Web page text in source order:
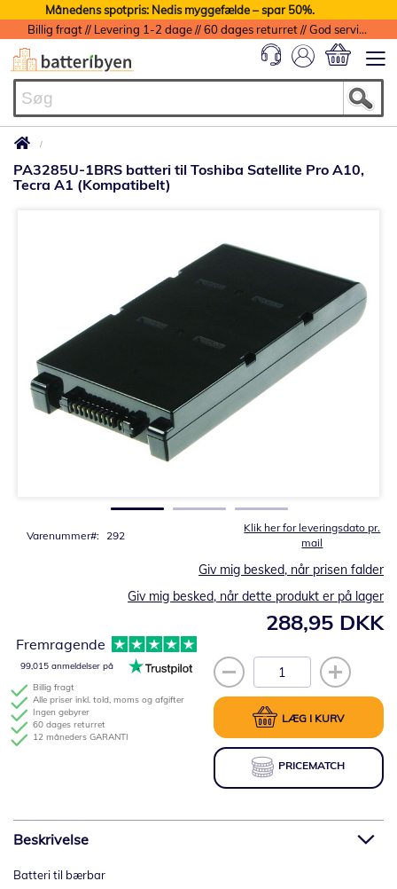
Månedens spotpris: Nedis myggefælde – spar 50%.
Billig fragt // Levering 1-2 dage // 60 dages returret // God service med garanti
PA3285U-1BRS batteri til Toshiba Satellite Pro A10,
Tecra A1 (Kompatibelt)
Klik her for leveringsdato pr.
mail
Varenummer 292
288,95 DKK
Giv mig besked, når prisen falder
Giv mig besked, når dette produkt er på lager
LÆG I KURV
PRICEMATCH
Billig fragt
Alle priser inkl. told, moms og afgifter
Ingen gebyrer
60 dages returret
12 måneders GARANTI
Fremragende
99,015 anmeldelser på
Beskrivelse
Batteri til bærbar